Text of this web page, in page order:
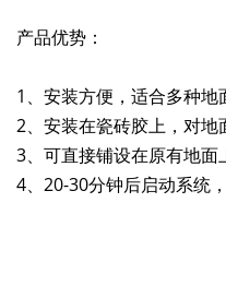
产品优势：
1、安装方便，适合多种地
2、安装在瓷砖胶上，对地
3、可直接铺设在原有地面
4、20-30分钟后启动系统